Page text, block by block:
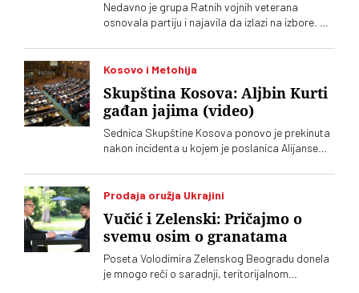
Nedavno je grupa Ratnih vojnih veterana
osnovala partiju i najavila da izlazi na izbore. Oni
se od njih
Kosovo i Metohija
Skupština Kosova: Aljbin Kurti
gađan jajima (video)
Sednica Skupštine Kosova ponovo je prekinuta
nakon incidenta u kojem je poslanica Alijanse
premijera Aljbina Kurtija
Prodaja oružja Ukrajini
Vučić i Zelenski: Pričajmo o
svemu osim o granatama
Poseta Volodimira Zelenskog Beogradu donela
je mnogo reči o saradnji, teritorijalnom